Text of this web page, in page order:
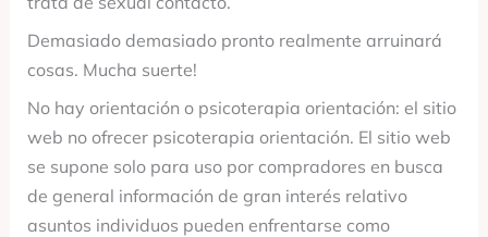
Demasiado demasiado pronto realmente arruinará
cosas. Mucha suerte!
No hay orientación o psicoterapia orientación: el sitio
web no ofrecer psicoterapia orientación. El sitio web
se supone solo para uso por compradores en busca
de general información de gran interés relativo
asuntos individuos pueden enfrentarse como